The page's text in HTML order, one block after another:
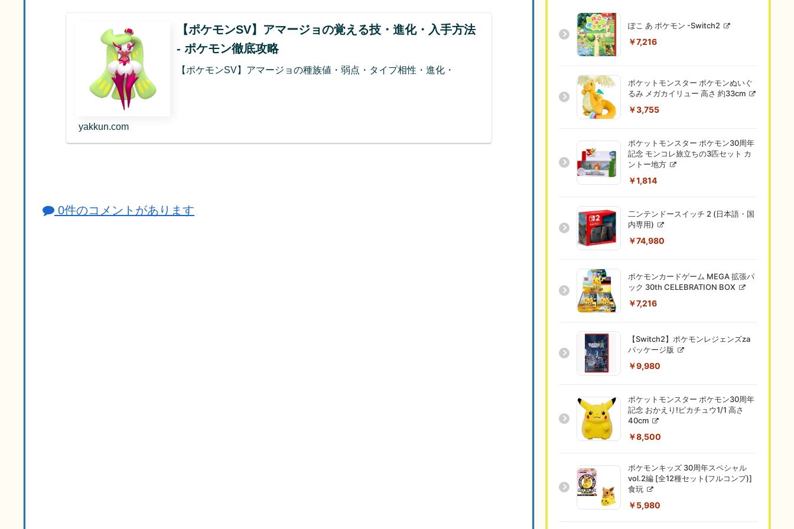
【ポケモンSV】アマージョの覚える技・進化・入手方法
- ポケモン徹底攻略
【ポケモンSV】アマージョの種族値・弱点・タイプ相性・進化・
yakkun.com
0件のコメントがあります
ぽこ あ ポケモン -Switch2
￥7,216
ポケットモンスター ポケモンぬいぐ
るみ メガカイリュー 高さ 約33cm
￥3,755
ポケットモンスター ポケモン30周年
記念 モンコレ旅立ちの3匹セット カ
ントー地方
￥1,814
二ンテンドースイッチ 2 (日本語・国
内専用)
￥74,980
ポケモンカードゲーム MEGA 拡張パ
ック 30th CELEBRATION BOX
￥7,216
【Switch2】ポケモンレジェンズza
パッケージ版
￥9,980
ポケットモンスター ポケモン30周年
記念 おかえり!ピカチュウ1/1 高さ
40cm
￥8,500
ポケモンキッズ 30周年スペシャル
vol.2編 [全12種セット(フルコンプ)]
食玩
￥5,980